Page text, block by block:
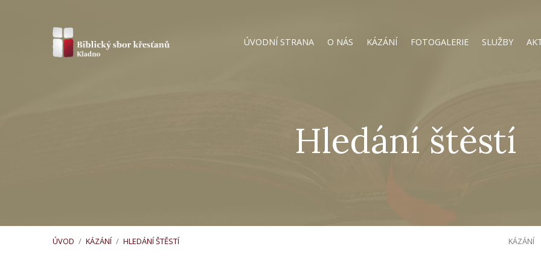
ÚVODNÍ STRANA O NÁS KÁZÁNÍ FOTOGALERIE SLUŽBY
Hledání štěstí
ÚVOD / KÁZÁNÍ / HLEDÁNÍ ŠTĚSTÍ KÁZÁNÍ